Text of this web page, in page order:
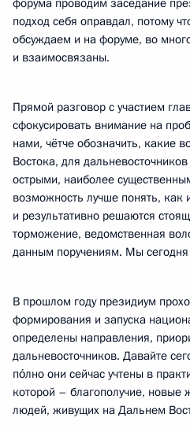
форума проводим заседание
подход себя оправдал, потому
обсуждаем и на форуме, во
и взаимосвязаны.
Прямой разговор с участием
сфокусировать внимание на
нами, чётче обозначить, какие
Востока, для
острыми, наиболее
возможность лучше понять, как
и результативно решаются
торможение, ведомственная
данным поручениям. Мы
В прошлом году президиум
формирования и запуска
определены направления,
дальневосточников. Давайте
по́лно они сейчас учтены в
которой – благополучие, новые
людей, живущих на Дальнем